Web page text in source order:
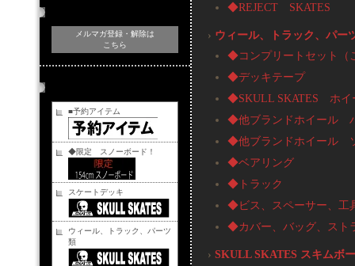
メルマガ登録・解除は
こちら
■予約アイテム
◆限定 スノーボード！
スケートデッキ
ウィール、トラック、パーツ
類
◆REJECT SKATES
› ウィール、トラック、パー
◆コンプリートセット（
◆デッキテープ
◆SKULL SKATES ホイ
◆他ブランドホイール
◆他ブランドホイール
◆ベアリング
◆トラック
◆ビス、スペーサー、工
◆カバー、バッグ、スト
› SKULL SKATES スキムボ